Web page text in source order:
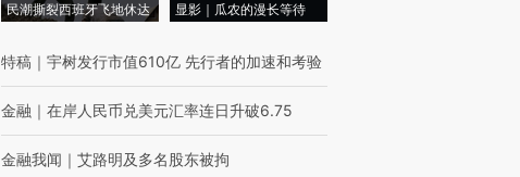
民潮撕裂西班牙飞地休达
显影｜瓜农的漫长等待
特稿 ｜ 宇树发行市值610亿 先行者的加速和考验
金融 ｜ 在岸人民币兑美元汇率连日升破6.75
金融我闻 ｜ 艾路明及多名股东被拘